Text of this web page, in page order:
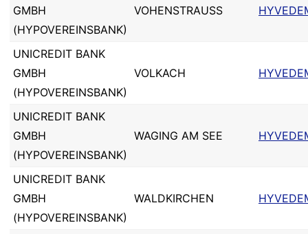
GMBH
(HYPOVEREINSBANK)
VOHENSTRAUSS
UNICREDIT BANK
GMBH
(HYPOVEREINSBANK)
VOLKACH
UNICREDIT BANK
GMBH
(HYPOVEREINSBANK)
WAGING AM SEE
UNICREDIT BANK
GMBH
(HYPOVEREINSBANK)
WALDKIRCHEN